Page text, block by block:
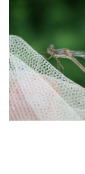
Agrandir